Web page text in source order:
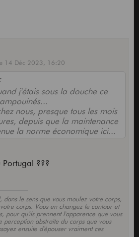
14 Déc 2023, 16:20
j'étais sous la douche ce
nous, presque tous les mois
depuis que la maintenance
la norme économique ici...
???
dans le sens que vous moulez votre corps,
corps. Vous en changez le contour et
pour qu'ils prennent l'apparence que vous
perception abstraite du corps que vous
ensuite d'épouser vraiment ces